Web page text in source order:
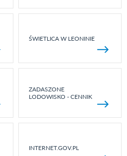
ŚWIETLICA W LEONINIE
ZADASZONE
LODOWISKO - CENNIK
INTERNET.GOV.PL